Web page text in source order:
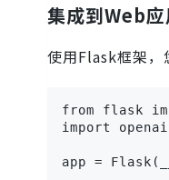
集成到Web应
使用Flask框架，
from flask
import openai
app =